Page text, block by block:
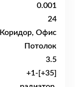
0.001
24
Коридор, Офис
Потолок
3.5
+1-[+35]